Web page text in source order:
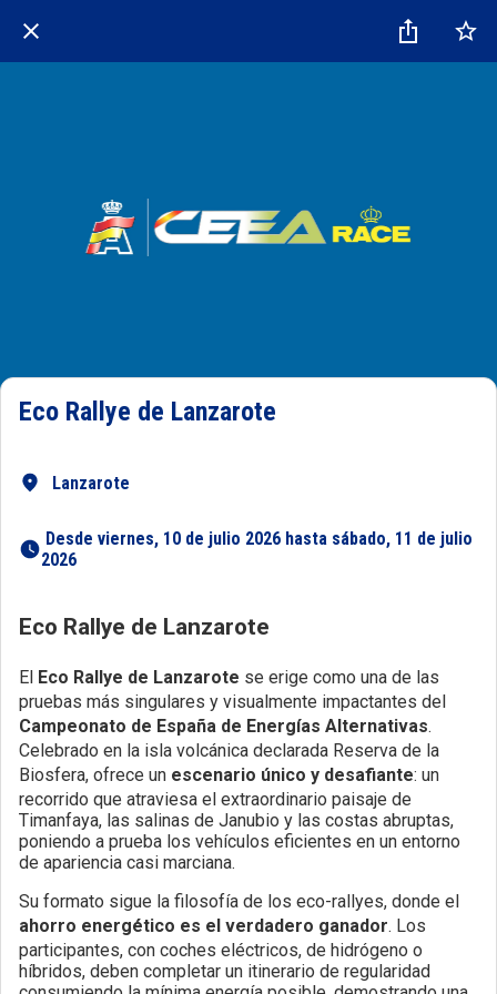
Eco Rallye de Lanzarote
Lanzarote
2026
Eco Rallye de Lanzarote
El Eco Rallye de Lanzarote se erige como una de las
pruebas más singulares y visualmente impactantes del
Campeonato de España de Energías Alternativas.
Celebrado en la isla volcánica declarada Reserva de la
Biosfera, ofrece un escenario único y desafiante: un
recorrido que atraviesa el extraordinario paisaje de
Timanfaya, las salinas de Janubio y las costas abruptas,
poniendo a prueba los vehículos eficientes en un entorno
de apariencia casi marciana.
Su formato sigue la filosofía de los eco-rallyes, donde el
ahorro energético es el verdadero ganador. Los
participantes, con coches eléctricos, de hidrógeno o
híbridos, deben completar un itinerario de regularidad